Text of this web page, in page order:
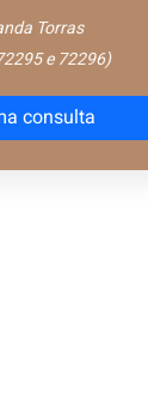
Torras
e 72296)
consulta